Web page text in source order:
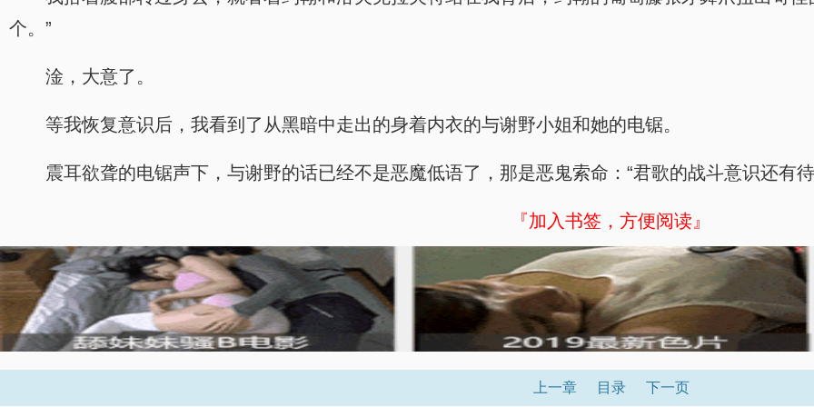
个。”
淦，大意了。
等我恢复意识后，我看到了从黑暗中走出的身着内衣的与谢野小姐和她的电锯。
震耳欲聋的电锯声下，与谢野的话已经不是恶魔低语了，那是恶鬼索命：“君歌的战斗意识还有
『加入书签，方便阅读』
上一章 目录 下一页